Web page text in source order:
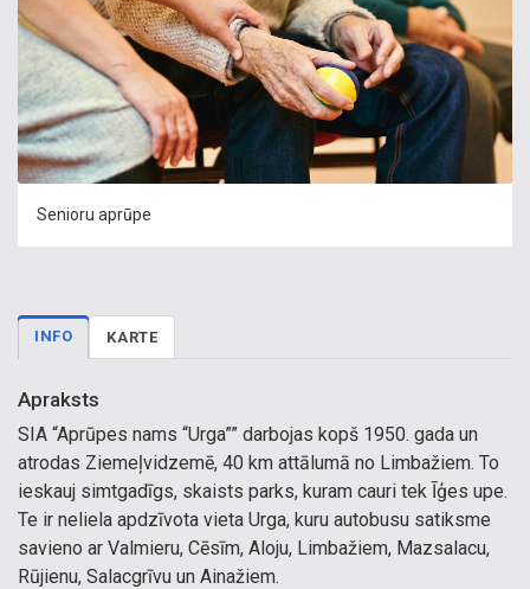
Senioru aprūpe
INFO KARTE
Apraksts
SIA “Aprūpes nams “Urga”” darbojas kopš 1950. gada un
atrodas Ziemeļvidzemē, 40 km attālumā no Limbažiem. To
ieskauj simtgadīgs, skaists parks, kuram cauri tek Īģes upe.
Te ir neliela apdzīvota vieta Urga, kuru autobusu satiksme
savieno ar Valmieru, Cēsīm, Aloju, Limbažiem, Mazsalacu,
Rūjienu, Salacgrīvu un Ainažiem.